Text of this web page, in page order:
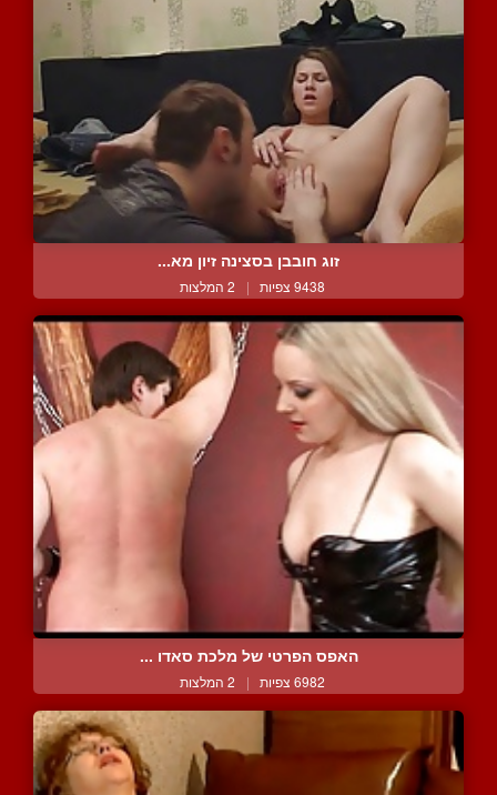
זוג חובבן בסצינה זיון מא...
9438 צפיות | 2 המלצות
האפס הפרטי של מלכת סאדו ...
6982 צפיות | 2 המלצות